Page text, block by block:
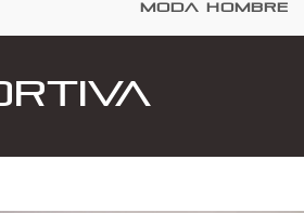
MODA HOMBRE